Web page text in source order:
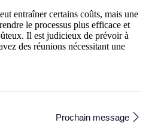
entraîner certains coûts, mais une
le processus plus efficace et
Il est judicieux de prévoir à
des réunions nécessitant une
Prochain message